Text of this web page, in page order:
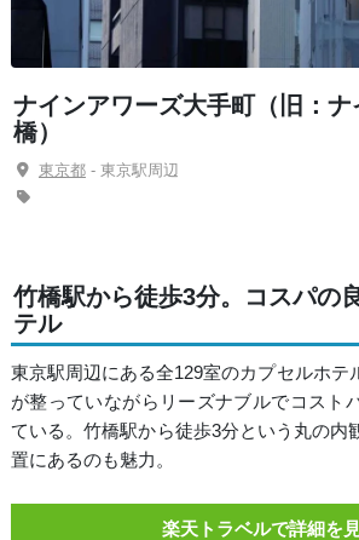
ナインアワーズ大手町（旧：
橋）
東京都- 東京駅周辺
竹橋駅から徒歩3分。コスパの
テル
東京駅周辺にある全129室のカプセルホテ
が整っていながらリーズナブルでコスト
ている。竹橋駅から徒歩3分という丸の内
置にあるのも魅力。
楽天トラベルで詳細を